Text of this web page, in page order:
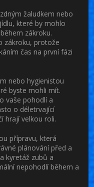
žaludkem nebo
které by mohlo
zákroku.
zákroku, protože
čas na první fázi
nebo hygienistou
byste mohli mít.
vaše pohodlí a
o déletrvající
hrají velkou roli.
přípravu, která
plánování před a
kyretáž zubů a
nepohodlí během a